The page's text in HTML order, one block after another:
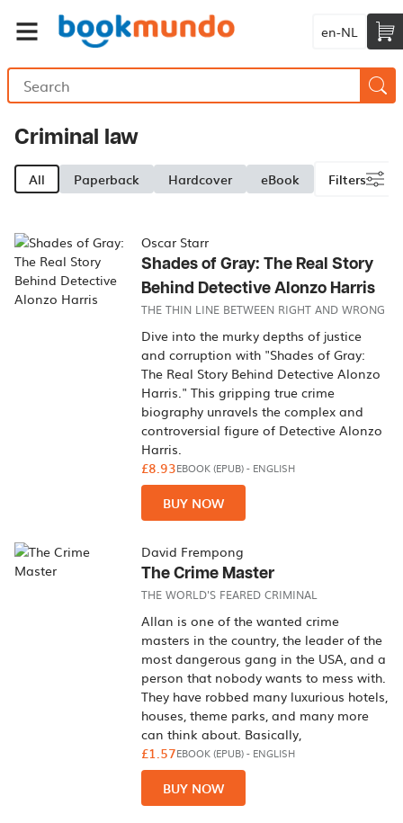
en-NL
Criminal law
All Paperback Hardcover eBook Filters
Oscar Starr
Shades of Gray: The Real Story
Behind Detective Alonzo Harris
THE THIN LINE BETWEEN RIGHT AND WRONG
Dive into the murky depths of justice
and corruption with "Shades of Gray:
The Real Story Behind Detective Alonzo
Harris." This gripping true crime
biography unravels the complex and
controversial figure of Detective Alonzo
Harris.
£8.93EBOOK (EPUB)- ENGLISH
BUY NOW
David Frempong
The Crime Master
THE WORLD'S FEARED CRIMINAL
Allan is one of the wanted crime
masters in the country, the leader of the
most dangerous gang in the USA, and a
person that nobody wants to mess with.
They have robbed many luxurious hotels,
houses, theme parks, and many more
can think about. Basically,
£1.57EBOOK (EPUB)- ENGLISH
BUY NOW